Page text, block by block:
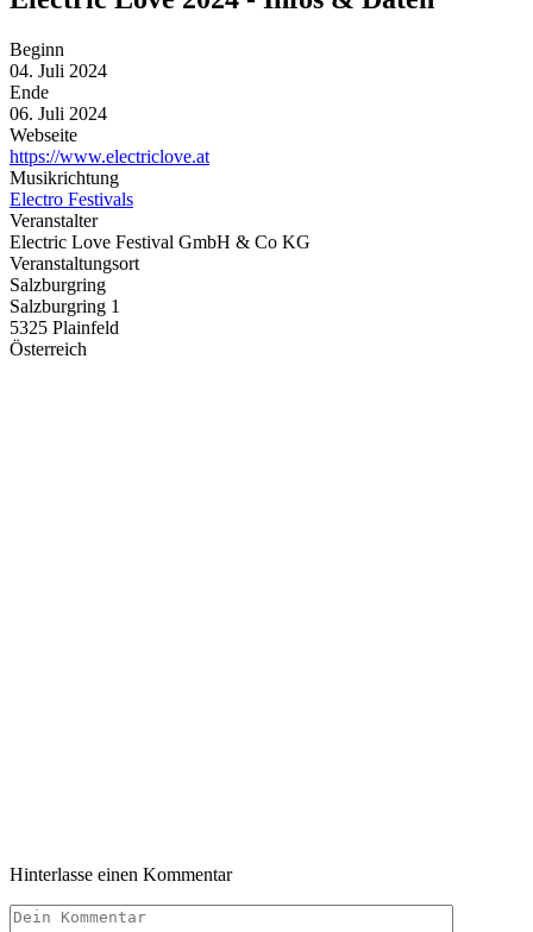
Beginn
04. Juli 2024
Ende
06. Juli 2024
Webseite
https://www.electriclove.at
Musikrichtung
Electro Festivals
Veranstalter
Electric Love Festival GmbH & Co KG
Veranstaltungsort
Salzburgring
Salzburgring 1
5325 Plainfeld
Österreich
Hinterlasse einen Kommentar